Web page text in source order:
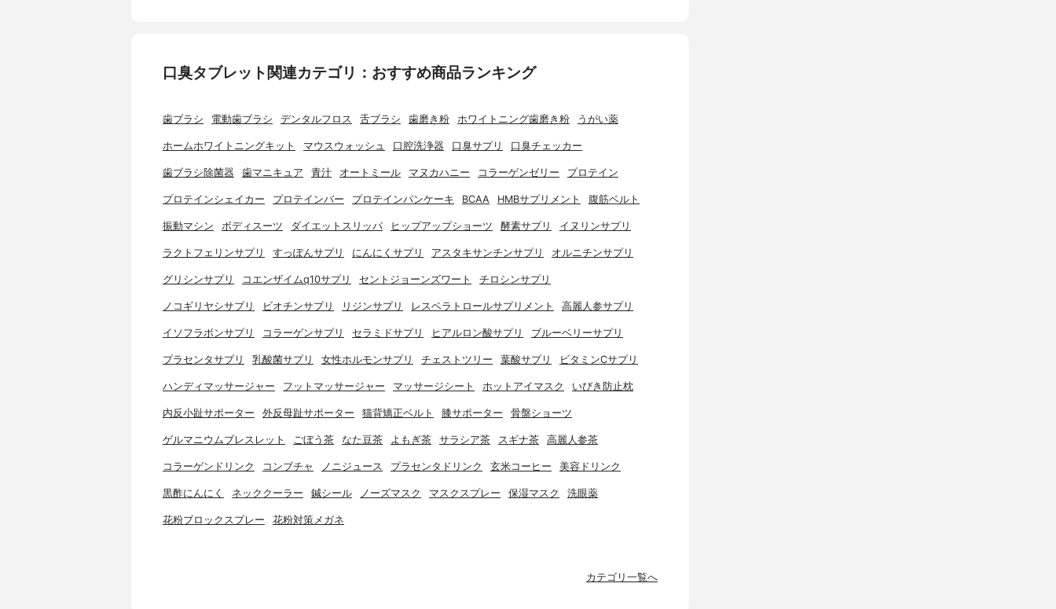
口臭タブレット関連カテゴリ：おすすめ商品ランキング
歯ブラシ 電動歯ブラシ デンタルフロス 舌ブラシ 歯磨き粉 ホワイトニング歯磨き粉 うがい薬
ホームホワイトニングキット マウスウォッシュ 口腔洗浄器 口臭サプリ 口臭チェッカー
歯ブラシ除菌器 歯マニキュア 青汁 オートミール マヌカハニー コラーゲンゼリー プロテイン
プロテインシェイカー プロテインバー プロテインパンケーキ BCAA HMBサプリメント 腹筋ベルト
振動マシン ボディスーツ ダイエットスリッパ ヒップアップショーツ 酵素サプリ イヌリンサプリ
ラクトフェリンサプリ すっぽんサプリ にんにくサプリ アスタキサンチンサプリ オルニチンサプリ
グリシンサプリ コエンザイムq10サプリ セントジョーンズワート チロシンサプリ
ノコギリヤシサプリ ビオチンサプリ リジンサプリ レスベラトロールサプリメント 高麗人参サプリ
イソフラボンサプリ コラーゲンサプリ セラミドサプリ ヒアルロン酸サプリ ブルーベリーサプリ
プラセンタサプリ 乳酸菌サプリ 女性ホルモンサプリ チェストツリー 葉酸サプリ ビタミンCサプリ
ハンディマッサージャー フットマッサージャー マッサージシート ホットアイマスク いびき防止枕
内反小趾サポーター 外反母趾サポーター 猫背矯正ベルト 膝サポーター 骨盤ショーツ
ゲルマニウムブレスレット ごぼう茶 なた豆茶 よもぎ茶 サラシア茶 スギナ茶 高麗人参茶
コラーゲンドリンク コンブチャ ノニジュース プラセンタドリンク 玄米コーヒー 美容ドリンク
黒酢にんにく ネッククーラー 鍼シール ノーズマスク マスクスプレー 保湿マスク 洗眼薬
花粉ブロックスプレー 花粉対策メガネ
カテゴリ一覧へ